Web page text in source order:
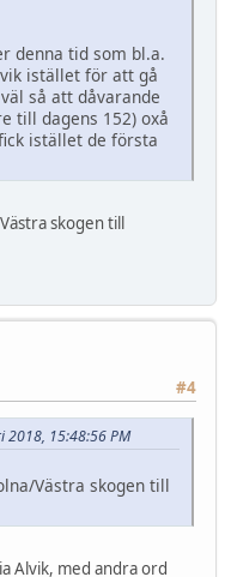
denna tid som bl.a.
istället för att gå
så att dåvarande
till dagens 152) oxå
istället de första
skogen till
#4
2018, 15:48:56 PM
Västra skogen till
Alvik, med andra ord